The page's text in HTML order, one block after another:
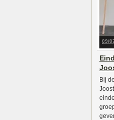
09/
Bij